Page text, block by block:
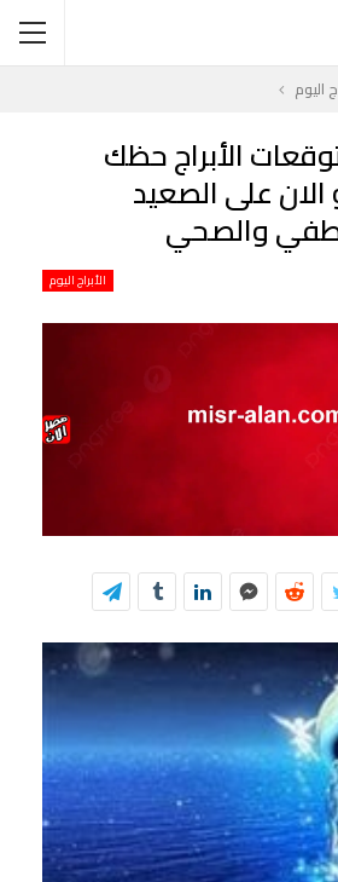
اليوم
الأبراج حظك
الان على الصعيد
والصحي
الأبراج اليوم